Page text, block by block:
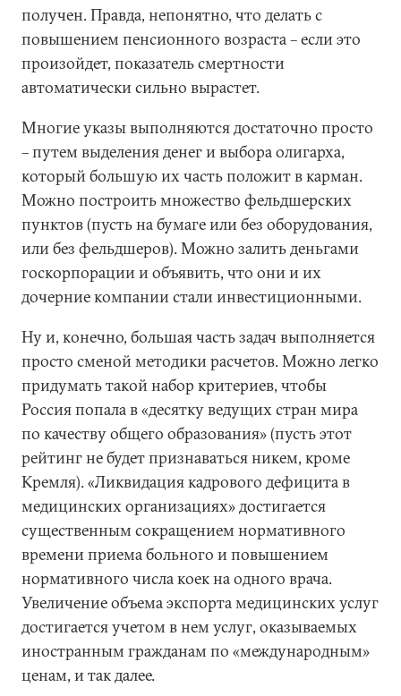
получен. Правда, непонятно, что делать с
повышением пенсионного возраста – если это
произойдет, показатель смертности
автоматически сильно вырастет.
Многие указы выполняются достаточно просто
– путем выделения денег и выбора олигарха,
который большую их часть положит в карман.
Можно построить множество фельдшерских
пунктов (пусть на бумаге или без оборудования,
или без фельдшеров). Можно залить деньгами
госкорпорации и объявить, что они и их
дочерние компании стали инвестиционными.
Ну и, конечно, большая часть задач выполняется
просто сменой методики расчетов. Можно легко
придумать такой набор критериев, чтобы
Россия попала в «десятку ведущих стран мира
по качеству общего образования» (пусть этот
рейтинг не будет признаваться никем, кроме
Кремля). «Ликвидация кадрового дефицита в
медицинских организациях» достигается
существенным сокращением нормативного
времени приема больного и повышением
нормативного числа коек на одного врача.
Увеличение объема экспорта медицинских услуг
достигается учетом в нем услуг, оказываемых
иностранным гражданам по «международным»
ценам, и так далее.